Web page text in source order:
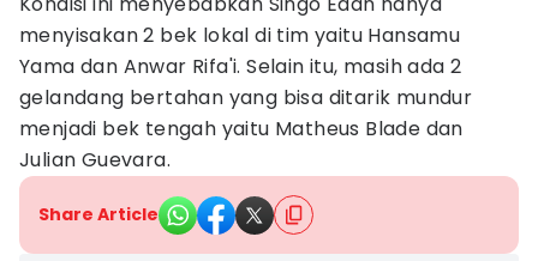
menyisakan 2 bek lokal di tim yaitu Hansamu
Yama dan Anwar Rifa'i. Selain itu, masih ada 2
gelandang bertahan yang bisa ditarik mundur
menjadi bek tengah yaitu Matheus Blade dan
Julian Guevara.
Share Article